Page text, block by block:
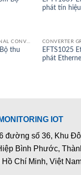
phát tín hiệu
thu
EFTS1025
phát
IOT
đường số 36, Khu
Bình Phước,
Chí Minh, Việt